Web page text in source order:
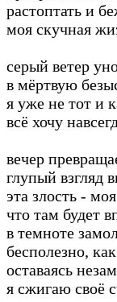
растоптать и
моя скучная
серый ветер
в мёртвую
я уже не тот и
всё хочу
вечер
глупый взгляд
эта злость -
что там будет
в темноте
бесполезно,
оставаясь
я сжигаю своё